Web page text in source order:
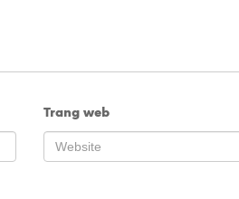
Trang web